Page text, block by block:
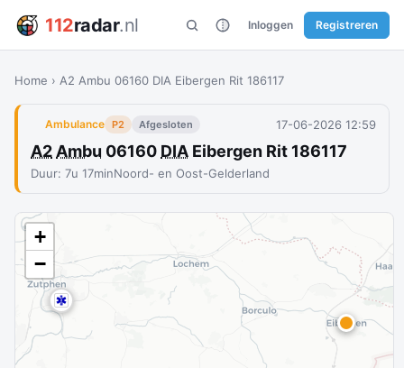
112radar.nl Inloggen Registreren
Home › A2 Ambu 06160 DIA Eibergen Rit 186117
Ambulance P2 Afgesloten 17-06-2026 12:59
A2 Ambu 06160 DIA Eibergen Rit 186117
Duur: 7u 17minNoord- en Oost-Gelderland
+
−